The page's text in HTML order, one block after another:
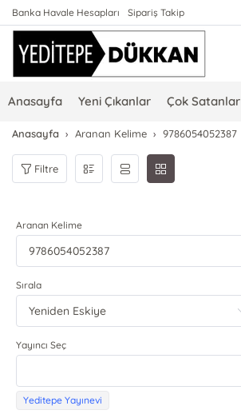
Banka Havale Hesapları Sipariş Takip
Anasayfa Yeni Çıkanlar Çok Satanlar
Anasayfa Aranan Kelime 9786054052387
Filtre
Aranan Kelime
Sırala
Yayıncı Seç
Yeditepe Yayınevi